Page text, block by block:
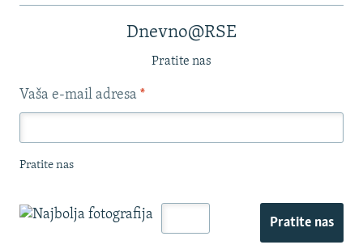
Dnevno@RSE
Pratite nas
Vaša e-mail adresa *
Pratite nas
Pratite nas